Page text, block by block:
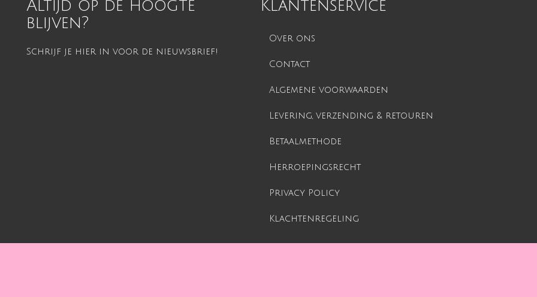
Altijd op de hoogte
blijven?
Schrijf je hier in voor de nieuwsbrief!
Klantenservice
Over ons
Contact
Algemene voorwaarden
Levering, verzending & retouren
Betaalmethode
Herroepingsrecht
Privacy Policy
Klachtenregeling